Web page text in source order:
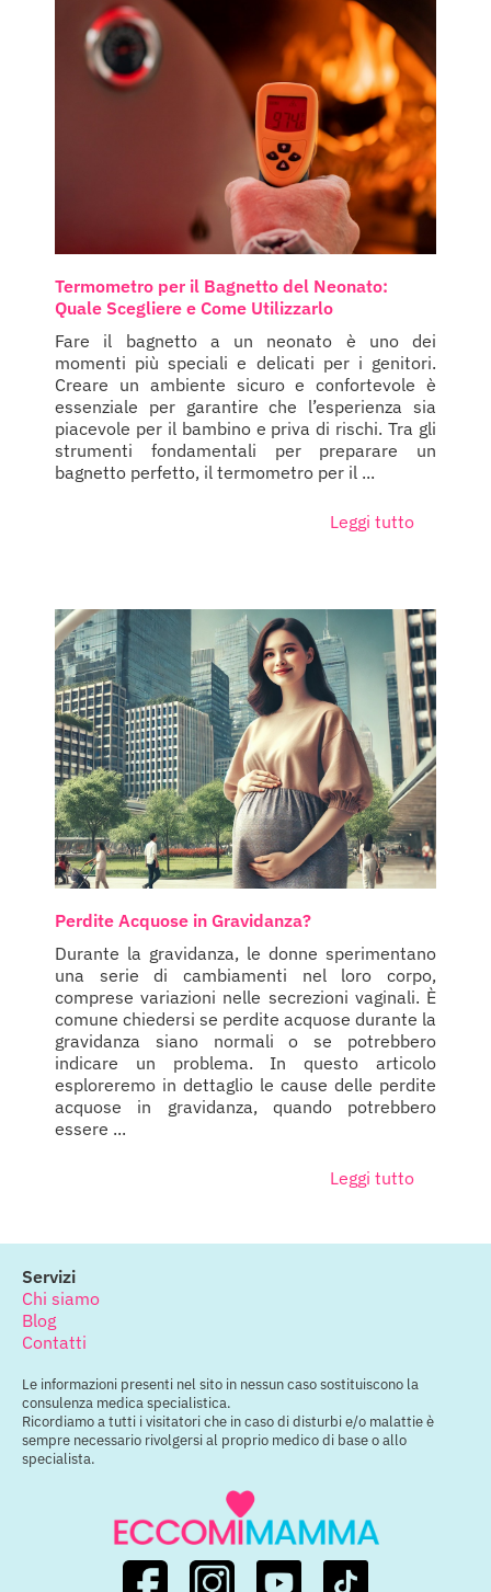
Termometro per il Bagnetto del Neonato:
Quale Scegliere e Come Utilizzarlo
Fare il bagnetto a un neonato è uno dei
momenti più speciali e delicati per i genitori.
Creare un ambiente sicuro e confortevole è
essenziale per garantire che l’esperienza sia
piacevole per il bambino e priva di rischi. Tra gli
strumenti fondamentali per preparare un
bagnetto perfetto, il termometro per il ...
Leggi tutto
Perdite Acquose in Gravidanza?
Durante la gravidanza, le donne sperimentano
una serie di cambiamenti nel loro corpo,
comprese variazioni nelle secrezioni vaginali. È
comune chiedersi se perdite acquose durante la
gravidanza siano normali o se potrebbero
indicare un problema. In questo articolo
esploreremo in dettaglio le cause delle perdite
acquose in gravidanza, quando potrebbero
essere ...
Leggi tutto
Servizi
Chi siamo
Blog
Contatti
Le informazioni presenti nel sito in nessun caso sostituiscono la
consulenza medica specialistica.
Ricordiamo a tutti i visitatori che in caso di disturbi e/o malattie è
sempre necessario rivolgersi al proprio medico di base o allo
specialista.